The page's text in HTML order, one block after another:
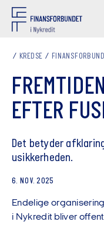
KREDSE
EFTER
Det betyder
usikkerheden.
6. NOV. 2025
Endelige
i Nykredit bliver